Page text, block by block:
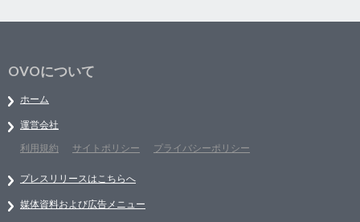
OVOについて
ホーム
運営会社
利用規約
サイトポリシー プライバシーポリシー
プレスリリースはこちらへ
媒体資料および広告メニュー